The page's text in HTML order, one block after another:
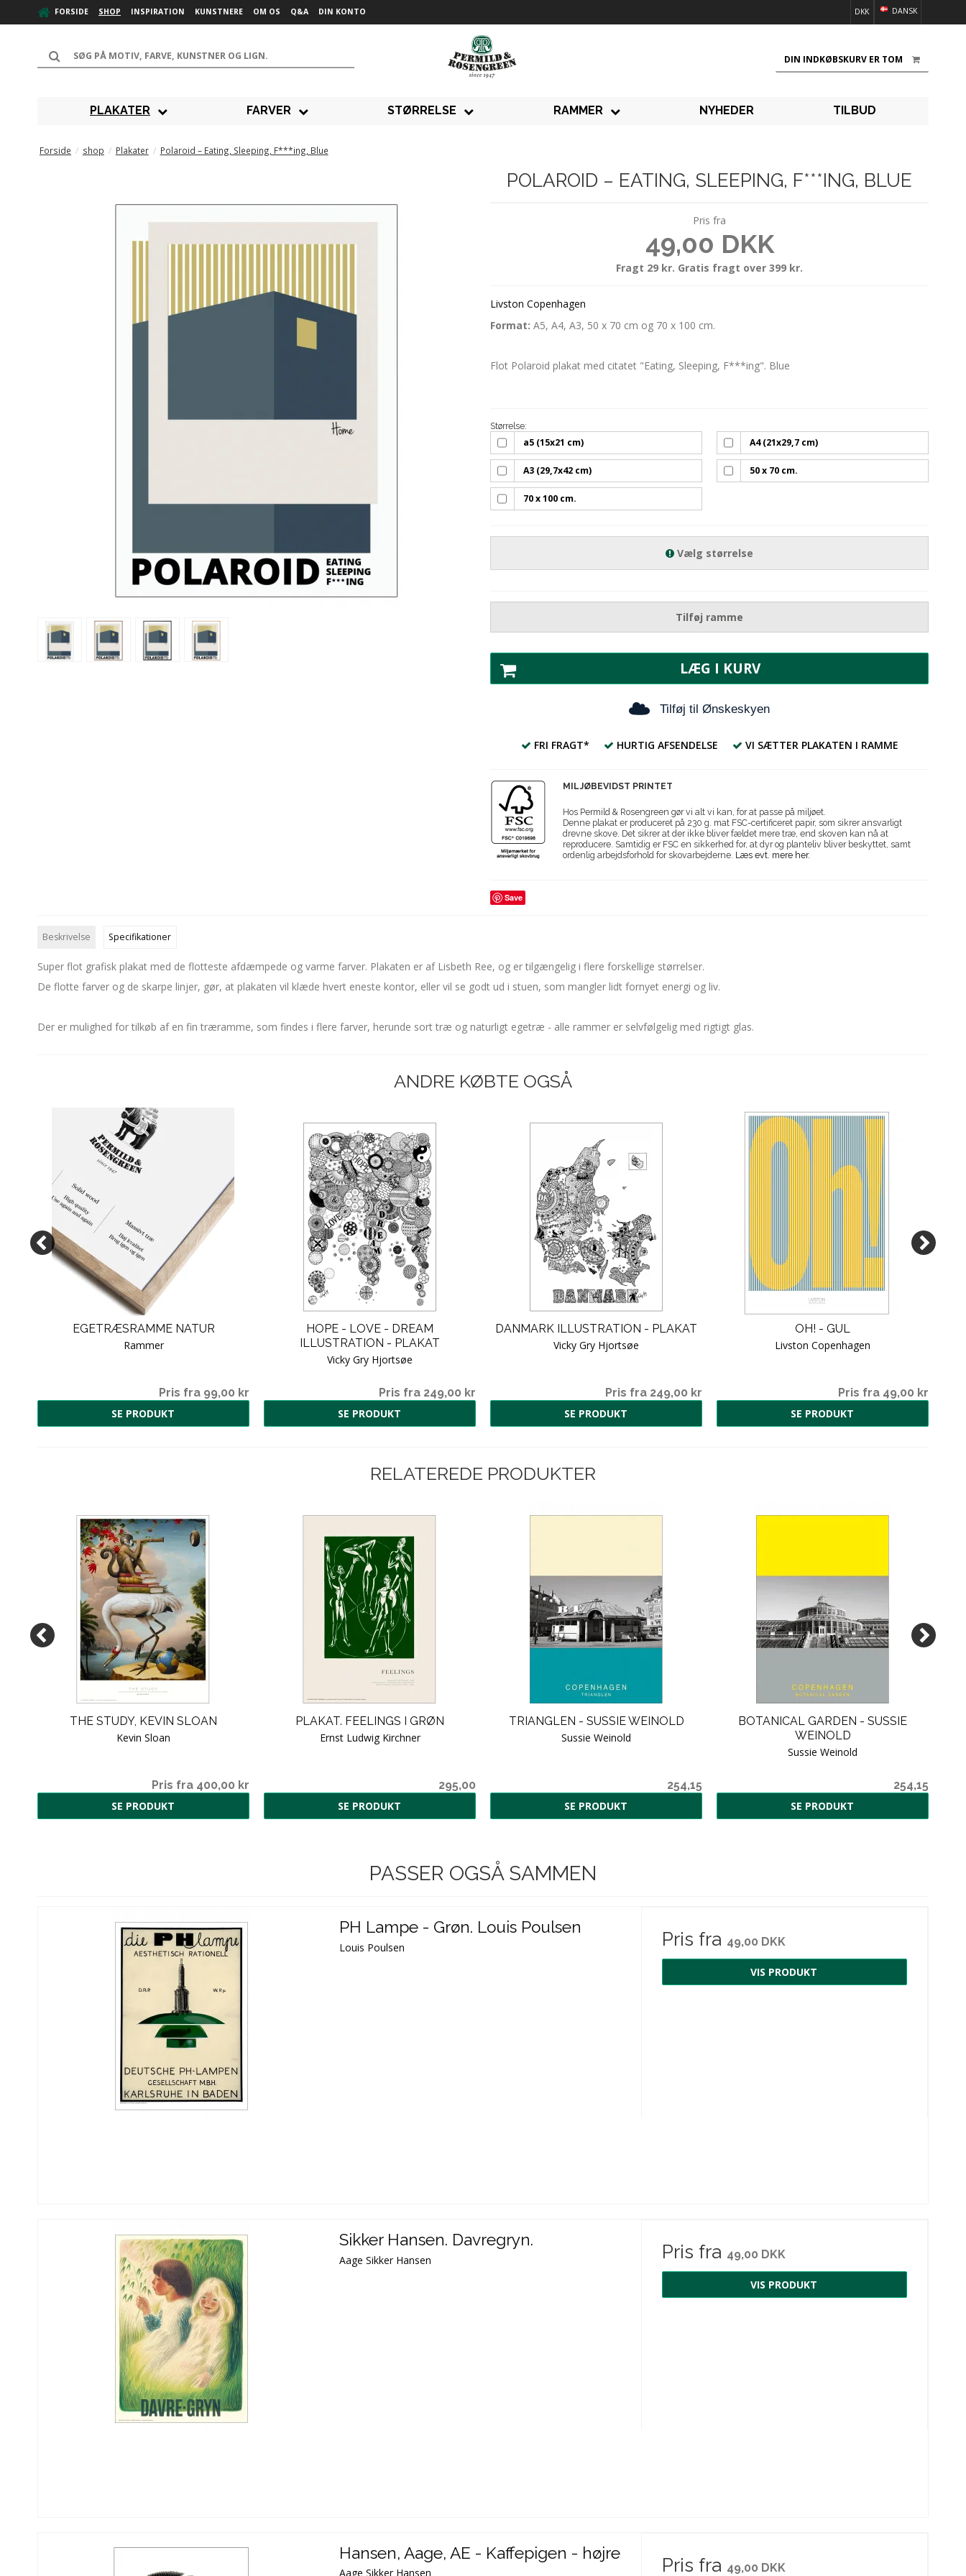
FORSIDE SHOP INSPIRATION KUNSTNERE OM OS Q&A DIN KONTO DANSK
DKK
DIN INDKØBSKURV ER TOM
PLAKATER FARVER STØRRELSE RAMMER NYHEDER TILBUD
Forside / shop / Plakater / Polaroid – Eating, Sleeping, F***ing, Blue
POLAROID – EATING, SLEEPING, F***ING, BLUE
Pris fra
49,00 DKK
Fragt 29 kr. Gratis fragt over 399 kr.
Livston Copenhagen
Format: A5, A4, A3, 50 x 70 cm og 70 x 100 cm.
Flot Polaroid plakat med citatet "Eating, Sleeping, F***ing". Blue
Størrelse:
a5 (15x21 cm) A4 (21x29,7 cm)
A3 (29,7x42 cm) 50 x 70 cm.
70 x 100 cm.
Vælg størrelse
Tilføj ramme
LÆG I KURV
Tilføj til Ønskeskyen
FRI FRAGT* HURTIG AFSENDELSE VI SÆTTER PLAKATEN I RAMME
MILJØBEVIDST PRINTET
Hos Permild & Rosengreen gør vi alt vi kan, for at passe på miljøet.
Denne plakat er produceret på 230 g. mat FSC-certificeret papir, som sikrer ansvarligt
drevne skove. Det sikrer at der ikke bliver fældet mere træ, end skoven kan nå at
reproducere. Samtidig er FSC en sikkerhed for, at dyr og planteliv bliver beskyttet, samt
ordenlig arbejdsforhold for skovarbejderne. Læs evt. mere her.
Save
Beskrivelse Specifikationer
Super flot grafisk plakat med de flotteste afdæmpede og varme farver. Plakaten er af Lisbeth Ree, og er tilgængelig i flere forskellige størrelser.
De flotte farver og de skarpe linjer, gør, at plakaten vil klæde hvert eneste kontor, eller vil se godt ud i stuen, som mangler lidt fornyet energi og liv.
Der er mulighed for tilkøb af en fin træramme, som findes i flere farver, herunde sort træ og naturligt egetræ - alle rammer er selvfølgelig med rigtigt glas.
ANDRE KØBTE OGSÅ
EGETRÆSRAMME NATUR
Rammer
Pris fra 99,00 kr
SE PRODUKT
HOPE - LOVE - DREAM
ILLUSTRATION - PLAKAT
Vicky Gry Hjortsøe
Pris fra 249,00 kr
SE PRODUKT
DANMARK ILLUSTRATION - PLAKAT
Vicky Gry Hjortsøe
Pris fra 249,00 kr
SE PRODUKT
OH! - GUL
Livston Copenhagen
Pris fra 49,00 kr
SE PRODUKT
RELATEREDE PRODUKTER
THE STUDY, KEVIN SLOAN
Kevin Sloan
Pris fra 400,00 kr
SE PRODUKT
PLAKAT. FEELINGS I GRØN
Ernst Ludwig Kirchner
295,00
SE PRODUKT
TRIANGLEN - SUSSIE WEINOLD
Sussie Weinold
254,15
SE PRODUKT
BOTANICAL GARDEN - SUSSIE
WEINOLD
Sussie Weinold
254,15
SE PRODUKT
PASSER OGSÅ SAMMEN
PH Lampe - Grøn. Louis Poulsen
Louis Poulsen Pris fra 49,00 DKK
VIS PRODUKT
Sikker Hansen. Davregryn.
Aage Sikker Hansen Pris fra 49,00 DKK
VIS PRODUKT
Hansen, Aage, AE - Kaffepigen - højre
Aage Sikker Hansen Pris fra 49,00 DKK